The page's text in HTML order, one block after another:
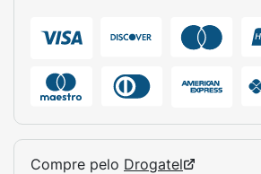
Compre pelo Drogatel